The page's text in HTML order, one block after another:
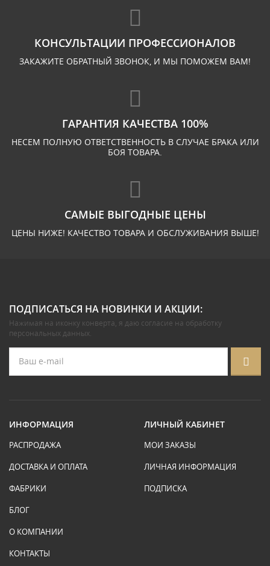
КОНСУЛЬТАЦИИ ПРОФЕССИОНАЛОВ
ЗАКАЖИТЕ ОБРАТНЫЙ ЗВОНОК, И МЫ ПОМОЖЕМ ВАМ!
ГАРАНТИЯ КАЧЕСТВА 100%
НЕСЕМ ПОЛНУЮ ОТВЕТСТВЕННОСТЬ В СЛУЧАЕ БРАКА ИЛИ
БОЯ ТОВАРА.
САМЫЕ ВЫГОДНЫЕ ЦЕНЫ
ЦЕНЫ НИЖЕ! КАЧЕСТВО ТОВАРА И ОБСЛУЖИВАНИЯ ВЫШЕ!
ПОДПИСАТЬСЯ НА НОВИНКИ И АКЦИИ:
Нажимая на иконку конверта, я даю согласие на обработку
персональных данных.
ИНФОРМАЦИЯ
РАСПРОДАЖА
ДОСТАВКА И ОПЛАТА
ФАБРИКИ
БЛОГ
О КОМПАНИИ
КОНТАКТЫ
ЛИЧНЫЙ КАБИНЕТ
МОИ ЗАКАЗЫ
ЛИЧНАЯ ИНФОРМАЦИЯ
ПОДПИСКА